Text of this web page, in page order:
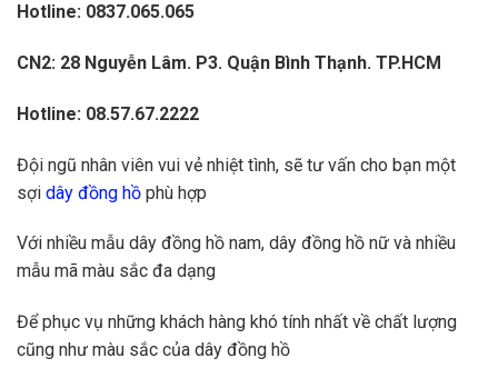
Hotline: 0837.065.065
CN2: 28 Nguyễn Lâm. P3. Quận Bình Thạnh. TP.HCM
Hotline: 08.57.67.2222
Đội ngũ nhân viên vui vẻ nhiệt tình, sẽ tư vấn cho bạn một
sợi dây đồng hồ phù hợp
Với nhiều mẫu dây đồng hồ nam, dây đồng hồ nữ và nhiều
mẫu mã màu sắc đa dạng
Để phục vụ những khách hàng khó tính nhất về chất lượng
cũng như màu sắc của dây đồng hồ